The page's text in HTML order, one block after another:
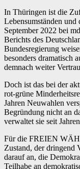
In Thüringen ist die
Lebensumständen
September 2022 bei
Berichts des
Bundesregierung
besonders dramatisch
demnach weiter
Doch ist das bei der
rot-grüne
Jahren Neuwahlen
Begründung nicht an
verwaltet sie seit
Für die FREIEN
Zustand, der dringend
darauf an, die
Teilhabe an